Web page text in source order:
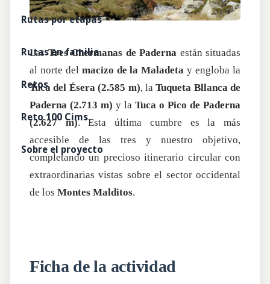
Rutas por etapas
Rutas en familia
Retos
Reto 100 Cims
Sobre el proyecto
LasTres Chermanas de Paderna están situadas
al norte del macizo de la Maladeta y engloba la
Tuca del Ésera (2.585 m), laTuqueta Bllanca de
Paderna (2.713 m) y la Tuca o Pico de Paderna
(2.627 m). Esta última cumbre es la más
accesible de las tres y nuestro objetivo,
completando un precioso itinerario circular con
extraordinarias vistas sobre el sector occidental
de los Montes Malditos.
Ficha de la actividad